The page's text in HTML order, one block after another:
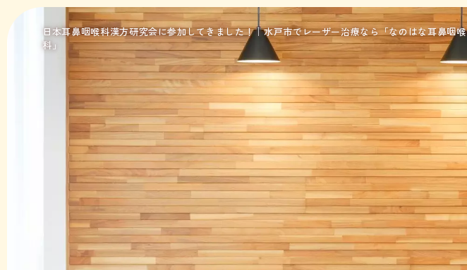
日本耳鼻咽喉科漢方研究会に参加してきました！｜水戸市でレーザー治療なら「なのはな耳鼻咽喉
科」